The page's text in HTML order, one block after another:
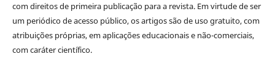
com direitos de primeira publicação para a revista. Em virtude de ser
um periódico de acesso público, os artigos são de uso gratuito, com
atribuições próprias, em aplicações educacionais e não-comerciais,
com caráter científico.